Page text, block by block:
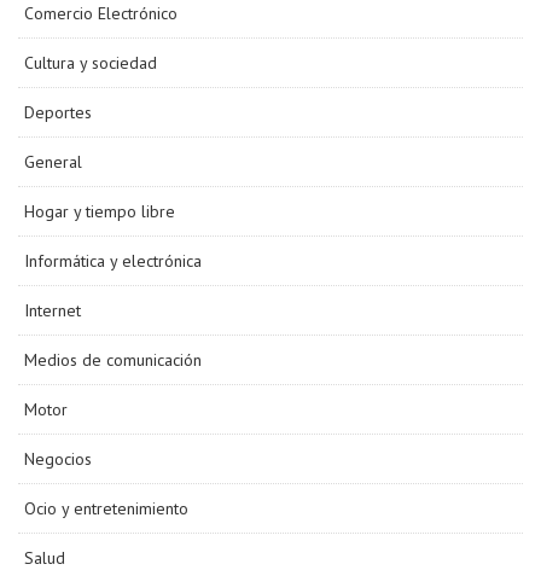
Comercio Electrónico
Cultura y sociedad
Deportes
General
Hogar y tiempo libre
Informática y electrónica
Internet
Medios de comunicación
Motor
Negocios
Ocio y entretenimiento
Salud